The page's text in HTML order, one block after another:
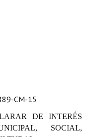
CM-15
DE INTERÉS
SOCIAL,